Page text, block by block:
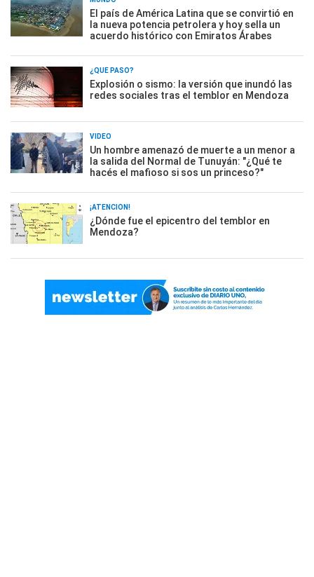
El país de América Latina que se convirtió en
la nueva potencia petrolera y hoy sella un
acuerdo histórico con Emiratos Árabes
¿QUÉ PASÓ?
Explosión o sismo: la versión que inundó las
redes sociales tras el temblor en Mendoza
VIDEO
Un hombre amenazó de muerte a un menor a
la salida del Normal de Tunuyán: "¿Qué te
hacés el mafioso si sos un princeso?"
¡ATENCIÓN!
¿Dónde fue el epicentro del temblor en
Mendoza?